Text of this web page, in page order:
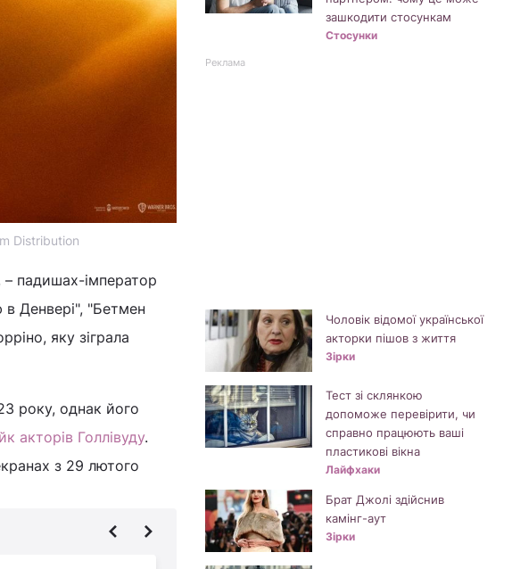
Distribution
падишах-імператор
Денвері", "Бетмен
яку зіграла
року, однак його
акторів Голлівуду.
з 29 лютого
зашкодити стосункам
Стосунки
Реклама
Чоловік відомої української
акторки пішов з життя
Зірки
Тест зі склянкою
допоможе перевірити, чи
справно працюють ваші
пластикові вікна
Лайфхаки
Брат Джолі здійснив
камінг-аут
Зірки